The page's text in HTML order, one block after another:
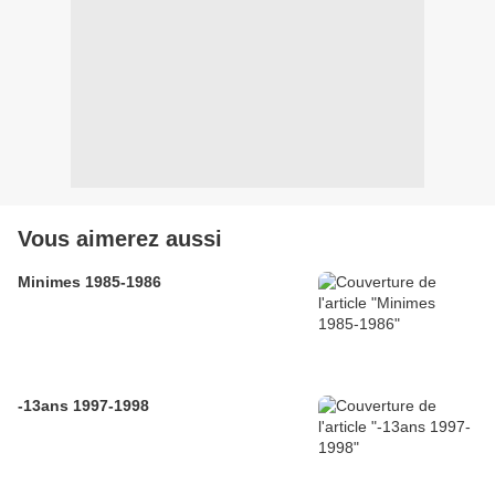
Vous aimerez aussi
Minimes 1985-1986
-13ans 1997-1998